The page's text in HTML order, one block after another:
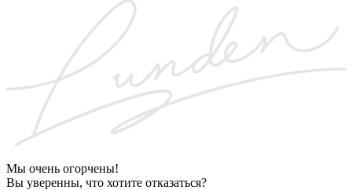
Мы очень огорчены!
Вы уверенны, что хотите отказаться?